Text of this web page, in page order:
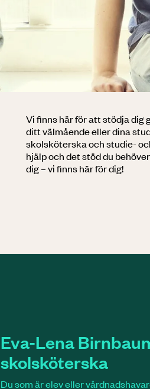
Vi finns här för att stödja dig
ditt välmående eller dina
skolsköterska och studie-
hjälp och det stöd du
dig – vi finns här för dig!
Eva-Lena
skolsköterska
Du som är elev eller